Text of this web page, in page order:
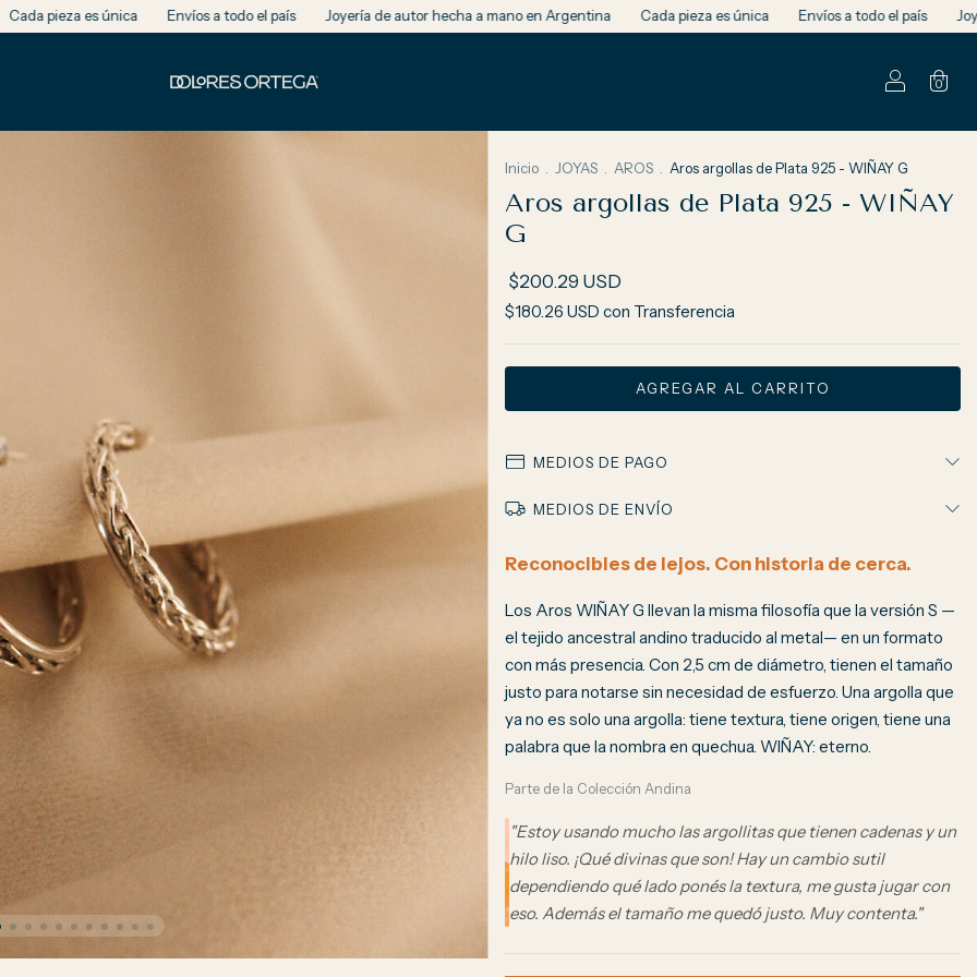
Envíos a todo el país Joyería de autor hecha a mano en Argentina Cada pieza es única Envíos a todo el país Joyería de autor
0
Inicio JOYAS AROS Aros argollas de Plata 925 - WIÑAY G
Aros argollas de Plata 925 - WIÑAY
G
$200.29 USD
$180.26 USD con Transferencia
MEDIOS DE PAGO
MEDIOS DE ENVÍO
Reconocibles de lejos. Con historia de cerca.
Los Aros WIÑAY G llevan la misma filosofía que la versión S —
el tejido ancestral andino traducido al metal— en un formato
con más presencia. Con 2,5 cm de diámetro, tienen el tamaño
justo para notarse sin necesidad de esfuerzo. Una argolla que
ya no es solo una argolla: tiene textura, tiene origen, tiene una
palabra que la nombra en quechua. WIÑAY: eterno.
Parte de la Colección Andina
"Estoy usando mucho las argollitas que tienen cadenas y un
hilo liso. ¡Qué divinas que son! Hay un cambio sutil
dependiendo qué lado ponés la textura, me gusta jugar con
eso. Además el tamaño me quedó justo. Muy contenta."